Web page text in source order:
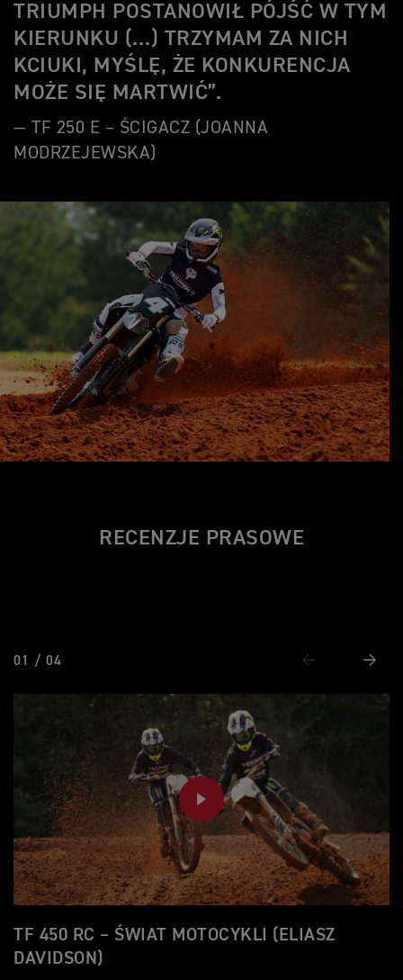
TRIUMPH POSTANOWIŁ PÓJŚĆ W TYM
KIERUNKU (…) TRZYMAM ZA NICH
KCIUKI, MYŚLĘ, ŻE KONKURENCJA
MOŻE SIĘ MARTWIĆ”.
— TF 250 E – ŚCIGACZ (JOANNA
MODRZEJEWSKA)
RECENZJE PRASOWE
01 / 04 Wstecz
PLAY
TF 450 RC – ŚWIAT MOTOCYKLI (ELIASZ
DAVIDSON)